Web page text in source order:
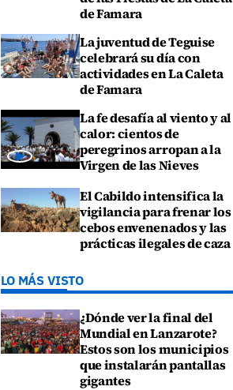
de Famara
La juventud de Teguise
celebrará su día con
actividades en La Caleta
de Famara
La fe desafía al viento y al
calor: cientos de
peregrinos arropan a la
Virgen de las Nieves
El Cabildo intensifica la
vigilancia para frenar los
cebos envenenados y las
prácticas ilegales de caza
LO MÁS VISTO
¿Dónde ver la final del
Mundial en Lanzarote?
Estos son los municipios
que instalarán pantallas
gigantes